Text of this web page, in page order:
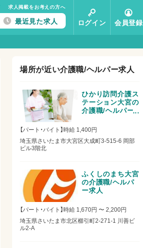
求人掲載をお考えの方へ
最近見た求人 ログイン 会員登録
場所が近い介護職/ヘルパー求人
ひかり訪問介護ス
テーション大宮の
介護職/ヘルパー
【パート・バイト】時給 1,400円
埼玉県さいたま市大宮区大成町3-515-6 岡部
ビル3階北
ふくしのまち大宮
の介護職/ヘルパ
ー求人
【パート・バイト】時給 1,670円 〜 2,200円
埼玉県さいたま市北区櫛引町2-271-1 川善ビ
ル2-A